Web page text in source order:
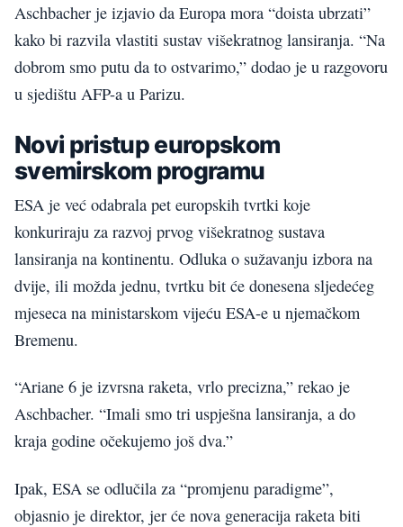
Aschbacher je izjavio da Europa mora “doista ubrzati”
kako bi razvila vlastiti sustav višekratnog lansiranja. “Na
dobrom smo putu da to ostvarimo,” dodao je u razgovoru
u sjedištu AFP-a u Parizu.
Novi pristup europskom
svemirskom programu
ESA je već odabrala pet europskih tvrtki koje
konkuriraju za razvoj prvog višekratnog sustava
lansiranja na kontinentu. Odluka o sužavanju izbora na
dvije, ili možda jednu, tvrtku bit će donesena sljedećeg
mjeseca na ministarskom vijeću ESA-e u njemačkom
Bremenu.
“Ariane 6 je izvrsna raketa, vrlo precizna,” rekao je
Aschbacher. “Imali smo tri uspješna lansiranja, a do
kraja godine očekujemo još dva.”
Ipak, ESA se odlučila za “promjenu paradigme”,
objasnio je direktor, jer će nova generacija raketa biti